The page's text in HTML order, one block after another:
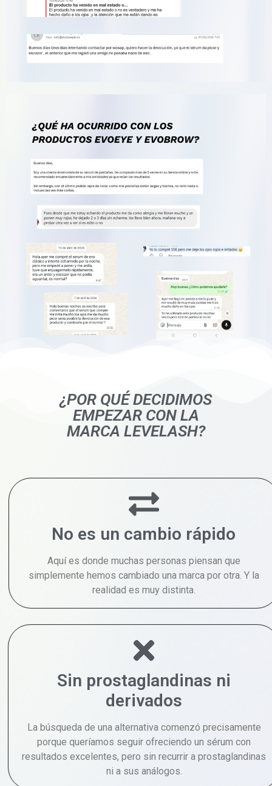
¿POR QUÉ DECIDIMOS
EMPEZAR CON LA
MARCA LEVELASH?
No es un cambio rápido
Aquí es donde muchas personas piensan que
simplemente hemos cambiado una marca por otra. Y la
realidad es muy distinta.
Sin prostaglandinas ni
derivados
La búsqueda de una alternativa comenzó precisamente
porque queríamos seguir ofreciendo un sérum con
resultados excelentes, pero sin recurrir a prostaglandinas
ni a sus análogos.